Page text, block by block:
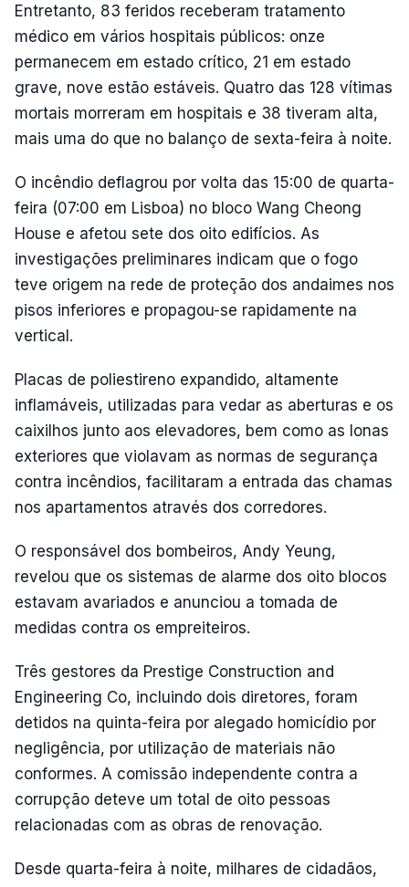
Entretanto, 83 feridos receberam tratamento
médico em vários hospitais públicos: onze
permanecem em estado crítico, 21 em estado
grave, nove estão estáveis. Quatro das 128 vítimas
mortais morreram em hospitais e 38 tiveram alta,
mais uma do que no balanço de sexta-feira à noite.
O incêndio deflagrou por volta das 15:00 de quarta-
feira (07:00 em Lisboa) no bloco Wang Cheong
House e afetou sete dos oito edifícios. As
investigações preliminares indicam que o fogo
teve origem na rede de proteção dos andaimes nos
pisos inferiores e propagou-se rapidamente na
vertical.
Placas de poliestireno expandido, altamente
inflamáveis, utilizadas para vedar as aberturas e os
caixilhos junto aos elevadores, bem como as lonas
exteriores que violavam as normas de segurança
contra incêndios, facilitaram a entrada das chamas
nos apartamentos através dos corredores.
O responsável dos bombeiros, Andy Yeung,
revelou que os sistemas de alarme dos oito blocos
estavam avariados e anunciou a tomada de
medidas contra os empreiteiros.
Três gestores da Prestige Construction and
Engineering Co, incluindo dois diretores, foram
detidos na quinta-feira por alegado homicídio por
negligência, por utilização de materiais não
conformes. A comissão independente contra a
corrupção deteve um total de oito pessoas
relacionadas com as obras de renovação.
Desde quarta-feira à noite, milhares de cidadãos,